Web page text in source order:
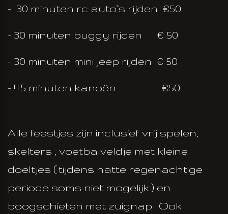
- 30 minuten rc auto`s rijden €50
- 30 minuten buggy rijden € 50
- 30 minuten mini jeep rijden € 50
- 45 minuten kanoën €50
Alle feestjes zijn inclusief vrij spelen,
skelters , voetbalveldje met kleine
doeltjes ( tijdens natte regenachtige
periode soms niet mogelijk ) en
boogschieten met zuignap. Ook